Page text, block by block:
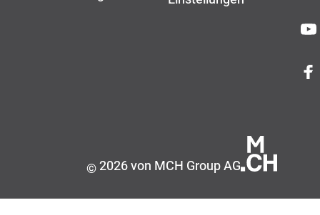
©2026 von MCH Group AG